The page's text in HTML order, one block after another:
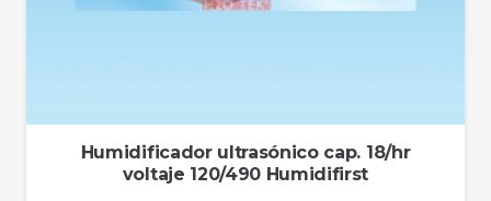
Humidificador ultrasónico cap. 18/hr
voltaje 120/490 Humidifirst